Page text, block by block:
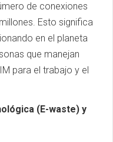
de conexiones
Esto significa
en el planeta
que manejan
para el trabajo y el
(E-waste) y